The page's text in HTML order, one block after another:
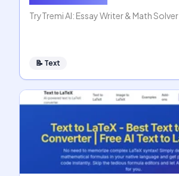
TryTremi AI: Essay Writer & Math Solver
📝 Text